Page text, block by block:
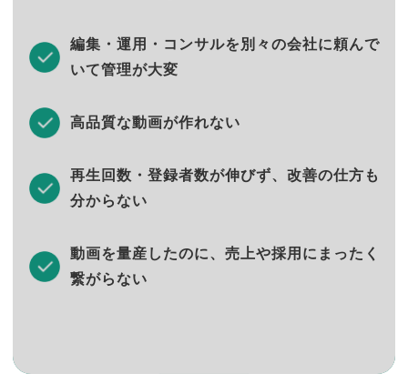
編集・運用・コンサルを別々の会社に頼んで
いて管理が大変
高品質な動画が作れない
再生回数・登録者数が伸びず、改善の仕方も
分からない
動画を量産したのに、売上や採用にまったく
繋がらない